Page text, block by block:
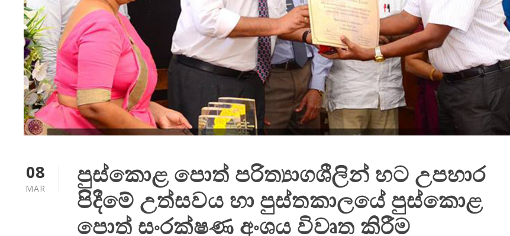
08
MAR
පුස්කොළ පොත් පරිත්‍යාගශීලින් හට උපහාර
පිදීමේ උත්සවය හා පුස්තකාලයේ පුස්කොළ
පොත් සංරක්ෂණ අංශය විවෘත කිරීම